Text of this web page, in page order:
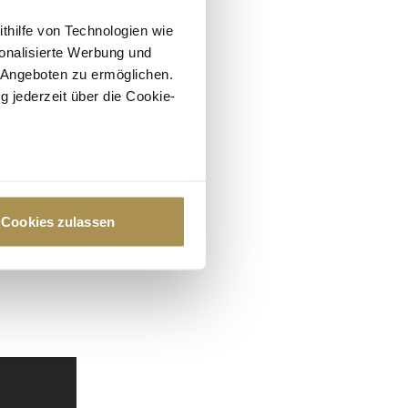
von Technologien wie
Werbung und
zu ermöglichen.
jederzeit über die Cookie-
Präferenzen im
Cookies zulassen